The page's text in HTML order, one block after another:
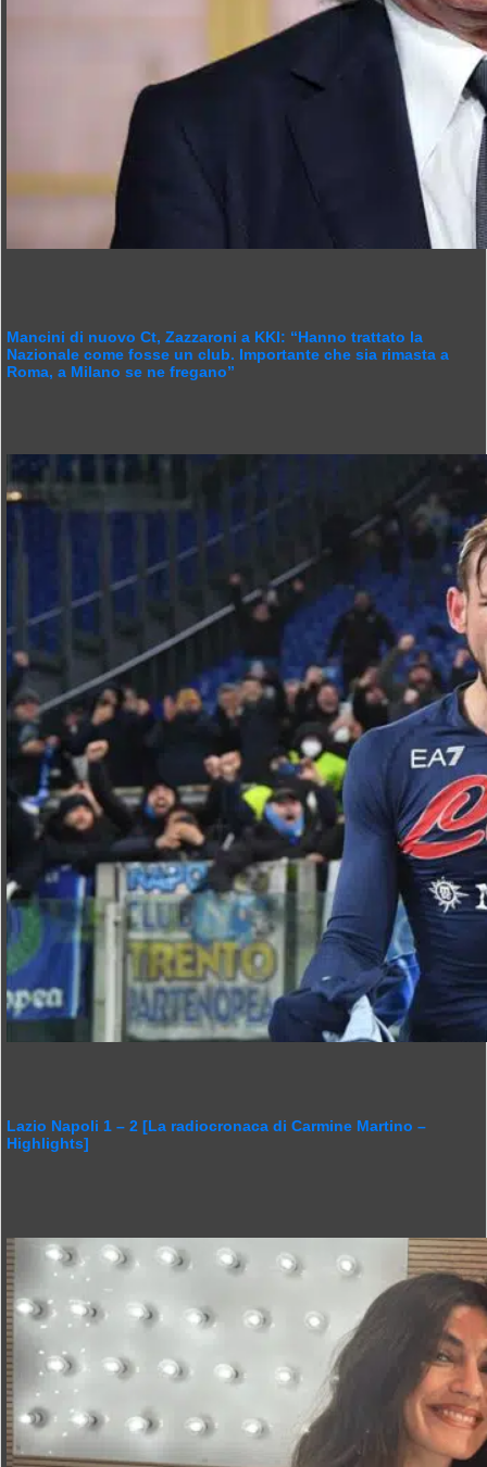
Mancini di nuovo Ct, Zazzaroni a KKI: “Hanno trattato la
Nazionale come fosse un club. Importante che sia rimasta a
Roma, a Milano se ne fregano”
Lazio Napoli 1 – 2 [La radiocronaca di Carmine Martino –
Highlights]